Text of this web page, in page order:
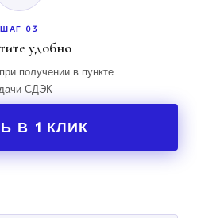
ШАГ 03
удобно
получении в пункте
СДЭК
В 1 КЛИК